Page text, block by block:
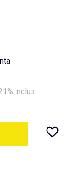
inclus